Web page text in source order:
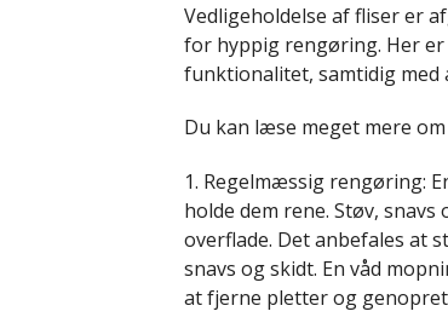
Vedligeholdelse af fliser er
for hyppig rengøring. Her
funktionalitet, samtidig med
Du kan læse meget mere om
1. Regelmæssig rengøring:
holde dem rene. Støv,
overflade. Det anbefales at
snavs og skidt. En våd
at fjerne pletter og